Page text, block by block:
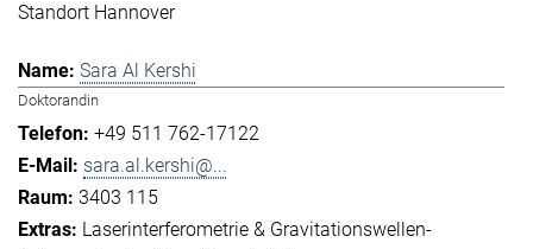
Standort Hannover
Sara Al Kershi
Doktorandin
+49 511 762-17122
sara.al.kershi@...
3403 115
Laserinterferometrie & Gravitationswellen-